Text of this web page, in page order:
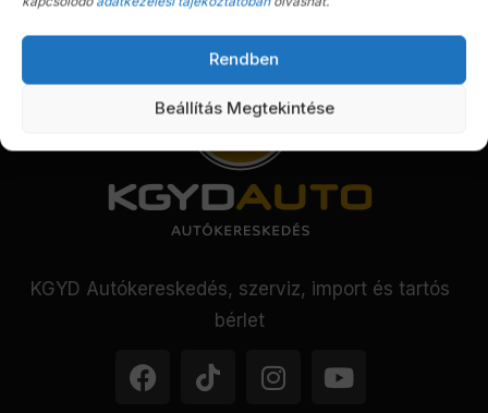
Rendben
Beállítás Megtekintése
• Fedélzeti komputer
• Függönylégzsák
• GPS (navigáció)
• Indításgátló (immobiliser)
• ISOFIX rendszer
• Koccanásgátló
• Kormányról vezérelhető hifi
• Ködlámpa
KGYD Autókereskedés, szerviz, import és tartós
bérlet